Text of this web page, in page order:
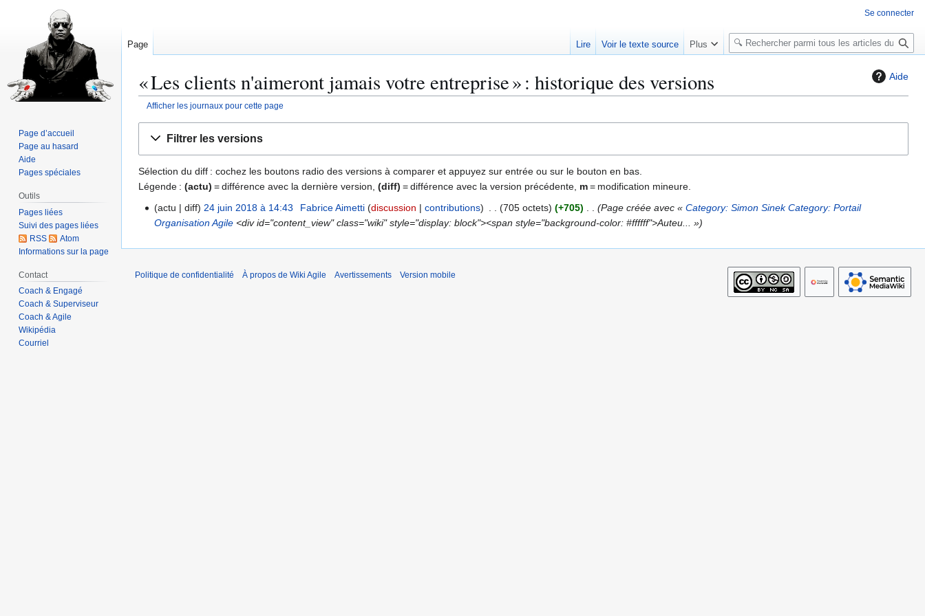
Aide
« Les clients n'aimeront jamais votre entreprise » : historique des versions
Afficher les journaux pour cette page
navigation
recherche
Filtrer les versions
Sélection du diff : cochez les boutons radio des versions à comparer et appuyez sur entrée ou sur le bouton en bas.
Légende : (actu) = différence avec la dernière version, (diff) = différence avec la version précédente, m= modification mineure.
i
actu diff 24 juin 2018 à 14:43 Fabrice Aimetti discussion contributions 705 octets +705 Page créée avec « Category: Simon Sinek Category: Portail
Organisation Agile <div id="content_view" class="wiki" style="display: block"><span style="background-color: #ffffff">Auteu... »
Se connecter
Page Lire Voir le texte source Plus
R
e
e
Page d’accueil
Page au hasard
Aide
Pages spéciales
Outils
Pages liées
Suivi des pages liées
RSS
Atom
Informations sur la page
Contact
Coach & Engagé
Coach & Superviseur
Coach & Agile
Wikipédia
Courriel
Politique de confidentialité À propos de Wiki Agile Avertissements Version mobile